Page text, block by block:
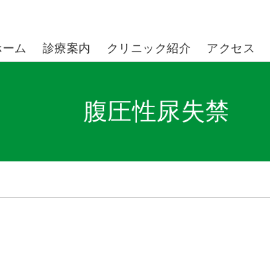
ム 診療案内 クリニック紹介 アクセス
腹圧性尿失禁